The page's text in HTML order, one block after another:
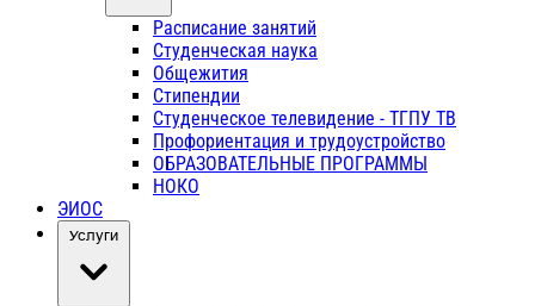
Расписание занятий
Студенческая наука
Общежития
Стипендии
Студенческое телевидение - ТГПУ ТВ
Профориентация и трудоустройство
ОБРАЗОВАТЕЛЬНЫЕ ПРОГРАММЫ
НОКО
ЭИОС
Услуги